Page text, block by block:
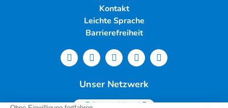
Kontakt
Leichte Sprache
Barrierefreiheit
Unser Netzwerk
Deutschland